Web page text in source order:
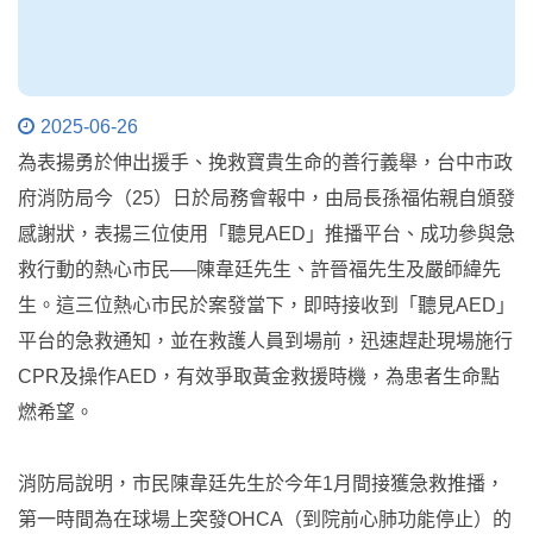
2025-06-26
為表揚勇於伸出援手、挽救寶貴生命的善行義舉，台中市政
府消防局今（25）日於局務會報中，由局長孫福佑親自頒發
感謝狀，表揚三位使用「聽見AED」推播平台、成功參與急
救行動的熱心市民──陳韋廷先生、許晉福先生及嚴師緯先
生。這三位熱心市民於案發當下，即時接收到「聽見AED」
平台的急救通知，並在救護人員到場前，迅速趕赴現場施行
CPR及操作AED，有效爭取黃金救援時機，為患者生命點
燃希望。
消防局說明，市民陳韋廷先生於今年1月間接獲急救推播，
第一時間為在球場上突發OHCA（到院前心肺功能停止）的